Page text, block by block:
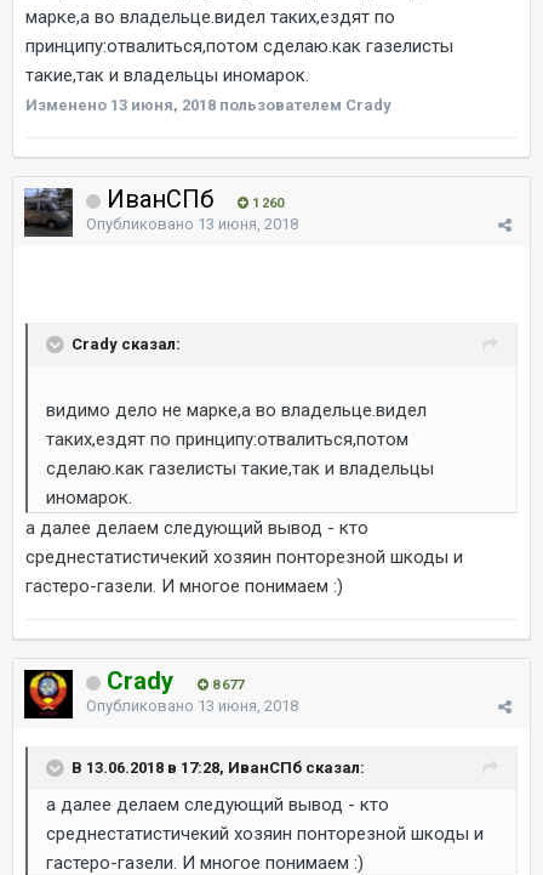
марке,а во владельце.видел таких,ездят по
принципу:отвалиться,потом сделаю.как газелисты
такие,так и владельцы иномарок.
Изменено 13 июня, 2018 пользователем Crady
ИванСПб 1 260
Опубликовано 13 июня, 2018
Crady сказал:
видимо дело не марке,а во владельце.видел
таких,ездят по принципу:отвалиться,потом
сделаю.как газелисты такие,так и владельцы
иномарок.
а далее делаем следующий вывод - кто
среднестатистичекий хозяин понторезной шкоды и
гастеро-газели. И многое понимаем :)
Crady 8 677
Опубликовано 13 июня, 2018
В 13.06.2018 в 17:28, ИванСПб сказал:
а далее делаем следующий вывод - кто
среднестатистичекий хозяин понторезной шкоды и
гастеро-газели. И многое понимаем :)